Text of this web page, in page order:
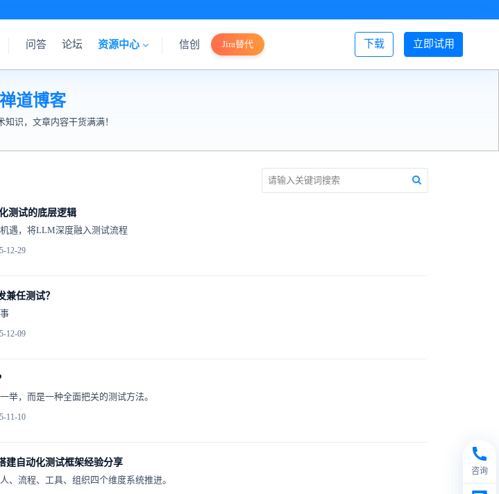
立即试用
下载
问答 论坛 资源中心 信创 Jira替代 登录/注册
禅道博客
知识，文章内容干货满满！
测试的底层逻辑
遇，将LLM深度融入测试流程
12-29
兼任测试？
12-09
举，而是一种全面把关的测试方法。
11-10
建自动化测试框架经验分享
、流程、工具、组织四个维度系统推进。
咨询